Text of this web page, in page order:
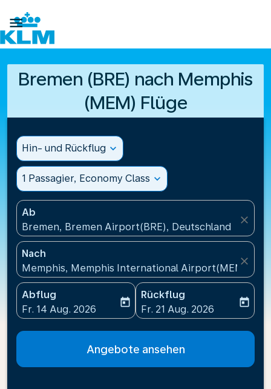

Bremen (BRE) nach Memphis
(MEM) Flüge
Hin- und Rückflug expand_more
1 Passagier, Economy Class expand_more
Ab
Bremen, Bremen Airport(BRE), Deutschland
close
Nach
Memphis, Memphis International Airport(MEM),
close
Abflug
fc-booking-departure-date-aria-label
Fr. 14 Aug. 2026
today
Rückflug
fc-booking-return-date-
Fr. 21 Aug. 2026
today
Angebote ansehen